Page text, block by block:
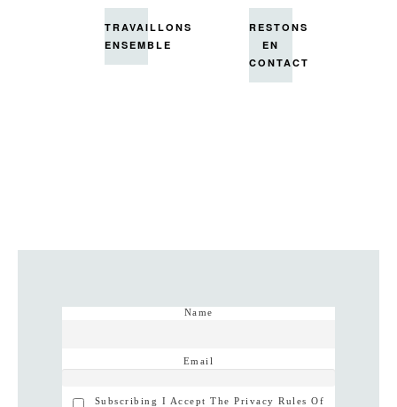
TRAVAILLONS
ENSEMBLE
RESTONS
EN
CONTACT
Name
Email
Subscribing I Accept The Privacy Rules Of